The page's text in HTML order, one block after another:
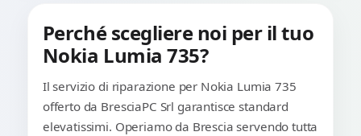
Perché scegliere noi per il tuo
Nokia Lumia 735?
Il servizio di riparazione per Nokia Lumia 735
offerto da BresciaPC Srl garantisce standard
elevatissimi. Operiamo da Brescia servendo tutta